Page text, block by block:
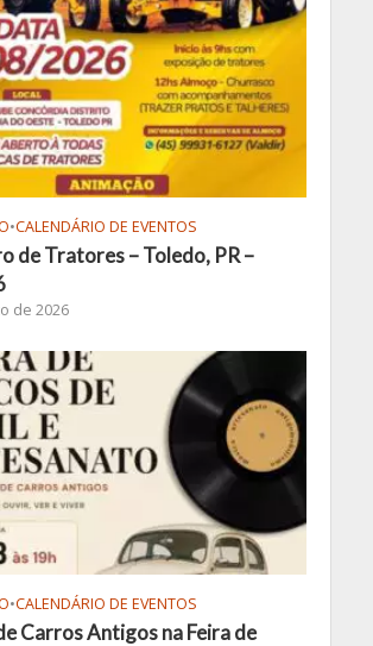
•CALENDÁRIO DE EVENTOS
de Tratores – Toledo, PR –
de 2026
•CALENDÁRIO DE EVENTOS
Carros Antigos na Feira de